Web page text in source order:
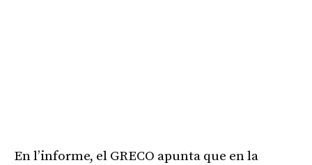
En l’informe, el GRECO apunta que en la